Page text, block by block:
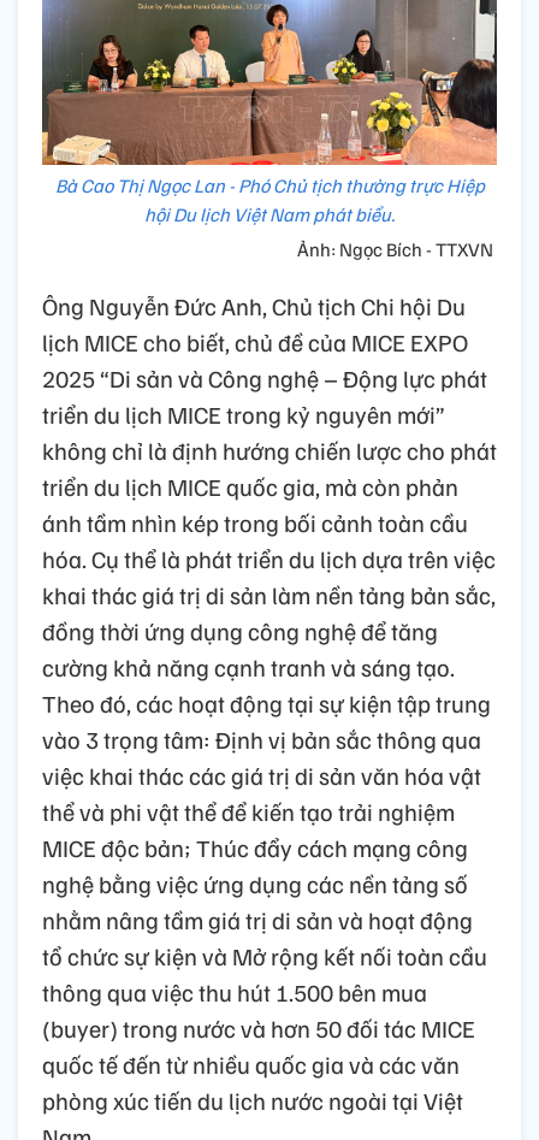
Bà Cao Thị Ngọc Lan - Phó Chủ tịch thường trực Hiệp
hội Du lịch Việt Nam phát biểu.
Ảnh: Ngọc Bích - TTXVN
Ông Nguyễn Đức Anh, Chủ tịch Chi hội Du
lịch MICE cho biết, chủ đề của MICE EXPO
2025 “Di sản và Công nghệ – Động lực phát
triển du lịch MICE trong kỷ nguyên mới”
không chỉ là định hướng chiến lược cho phát
triển du lịch MICE quốc gia, mà còn phản
ánh tầm nhìn kép trong bối cảnh toàn cầu
hóa. Cụ thể là phát triển du lịch dựa trên việc
khai thác giá trị di sản làm nền tảng bản sắc,
đồng thời ứng dụng công nghệ để tăng
cường khả năng cạnh tranh và sáng tạo.
Theo đó, các hoạt động tại sự kiện tập trung
vào 3 trọng tâm: Định vị bản sắc thông qua
việc khai thác các giá trị di sản văn hóa vật
thể và phi vật thể để kiến tạo trải nghiệm
MICE độc bản; Thúc đẩy cách mạng công
nghệ bằng việc ứng dụng các nền tảng số
nhằm nâng tầm giá trị di sản và hoạt động
tổ chức sự kiện và Mở rộng kết nối toàn cầu
thông qua việc thu hút 1.500 bên mua
(buyer) trong nước và hơn 50 đối tác MICE
quốc tế đến từ nhiều quốc gia và các văn
phòng xúc tiến du lịch nước ngoài tại Việt